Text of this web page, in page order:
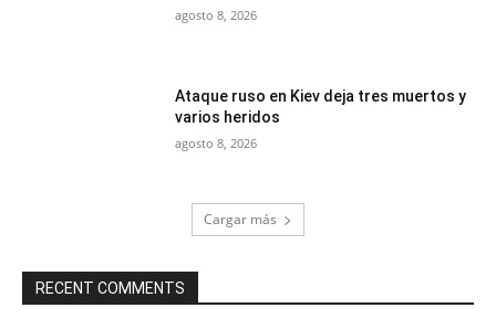
agosto 8, 2026
Ataque ruso en Kiev deja tres muertos y
varios heridos
agosto 8, 2026
Cargar más
RECENT COMMENTS